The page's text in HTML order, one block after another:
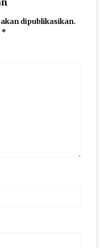
Barang Bukti
dipublikasikan.
*